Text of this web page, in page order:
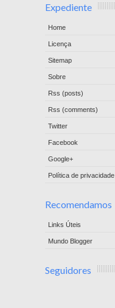
Expediente
Home
Licença
Sitemap
Sobre
Rss (posts)
Rss (comments)
Twitter
Facebook
Google+
Política de privacidade
Recomendamos
Links Úteis
Mundo Blogger
Seguidores